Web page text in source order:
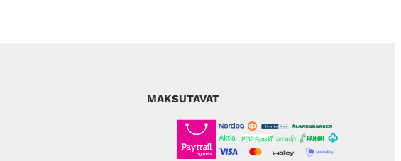
MAKSUTAVAT